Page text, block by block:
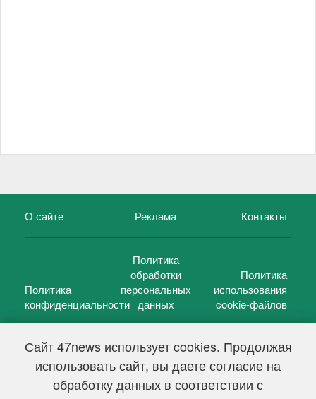
Сайт 47news использует cookies. Продолжая
использовать сайт, вы даете согласие на
обработку данных в соответствии с
О сайте Реклама Контакты
Политика
конфиденциальности
Политика
обработки
персональных
данных
Политика
использования
cookie-файлов
47 новостей (47 news)2005 — 2026 г.
Свидетельство о регистрации СМИ Эл № ФС 77-39848, выдано